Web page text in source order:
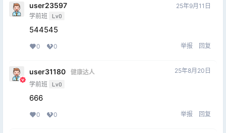
user23597
学前班 Lv0
25年9月11日
544545
0 0 举报 回复
user31180
健康达人
学前班 Lv0
25年8月20日
666
0 0 举报 回复